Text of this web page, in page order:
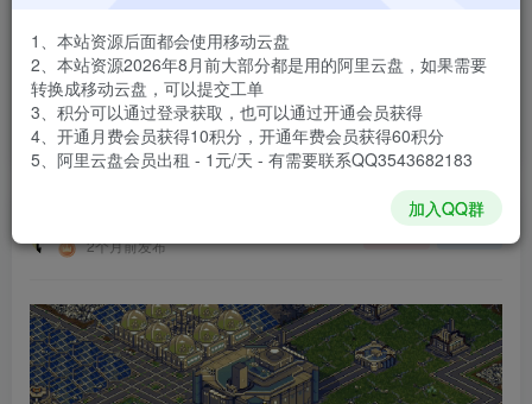
免费
登录购买
安装包大小
游戏本体大小
585.5 MB
2个月前发布
1、本站资源后面都会使用移动云盘
2、本站资源2026年8月前大部分都是用的阿里云盘，如果需要
转换成移动云盘，可以提交工单
3、积分可以通过登录获取，也可以通过开通会员获得
4、开通月费会员获得10积分，开通年费会员获得60积分
5、阿里云盘会员出租 - 1元/天 - 有需要联系QQ3543682183
加入QQ群